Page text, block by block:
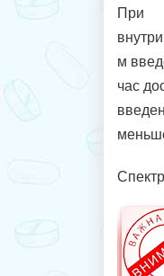
При
м
час